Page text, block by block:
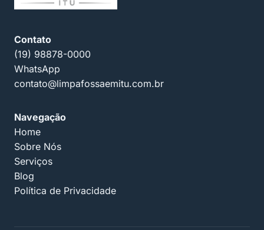
Contato
(19) 98878-0000
WhatsApp
contato@limpafossaemitu.com.br
Navegação
Home
Sobre Nós
Serviços
Blog
Política de Privacidade